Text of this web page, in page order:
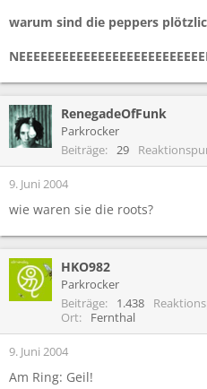
warum sind die peppers
RenegadeOfFunk
Parkrocker
Beiträge
29
9. Juni 2004
wie waren sie die roots?
HKO982
Parkrocker
Beiträge
1.438
Ort
Fernthal
9. Juni 2004
Am Ring: Geil!